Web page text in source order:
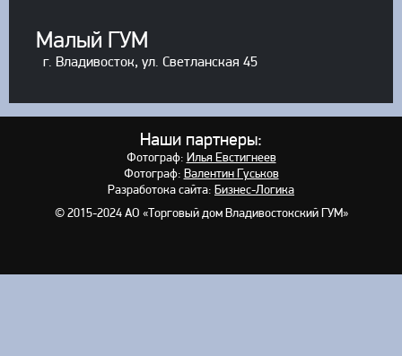
Малый ГУМ
г. Владивосток, ул. Светланская 45
Наши партнеры:
Фотограф: Илья Евстигнеев
Фотограф: Валентин Гуськов
Разработока сайта: Бизнес-Логика
© 2015-2024 АО «Торговый дом Владивостокский ГУМ»